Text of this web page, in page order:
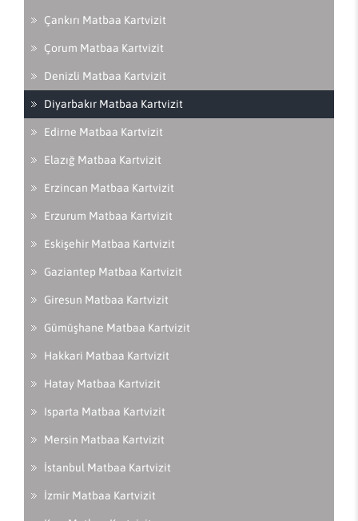
Çankırı Matbaa Kartvizit
Çorum Matbaa Kartvizit
Denizli Matbaa Kartvizit
Diyarbakır Matbaa Kartvizit
Edirne Matbaa Kartvizit
Elazığ Matbaa Kartvizit
Erzincan Matbaa Kartvizit
Erzurum Matbaa Kartvizit
Eskişehir Matbaa Kartvizit
Gaziantep Matbaa Kartvizit
Giresun Matbaa Kartvizit
Gümüşhane Matbaa Kartvizit
Hakkari Matbaa Kartvizit
Hatay Matbaa Kartvizit
Isparta Matbaa Kartvizit
Mersin Matbaa Kartvizit
İstanbul Matbaa Kartvizit
İzmir Matbaa Kartvizit